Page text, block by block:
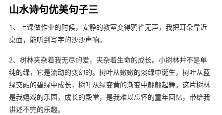
山水诗句优美句子三
1、上课做作业的时候，安静的教室变得鸦雀无声，我把耳朵靠近
桌面，能听到写字的沙沙声响。
2、树林夹杂着我无尽的爱，夹杂着生命的成长。小树林并不是单
纯的绿，它是流动的变幻的。树叶从嫩嫩的淡绿中诞生，树叶从蓝
绿交融的碧绿中成长，树叶从绿变黄的渐变中翩翩起舞。这片树林
是我嬉戏的乐园，成长的殿堂，是我难以忘怀的童年回忆，带给我
讲述不完的乐趣。